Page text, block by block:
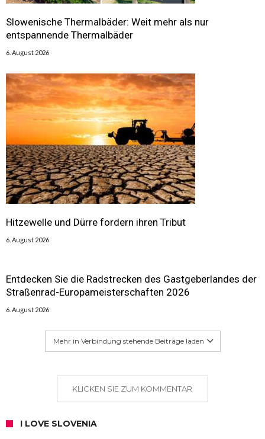
Slowenische Thermalbäder: Weit mehr als nur
entspannende Thermalbäder
6. August 2026
Hitzewelle und Dürre fordern ihren Tribut
6. August 2026
Entdecken Sie die Radstrecken des Gastgeberlandes der
Straßenrad-Europameisterschaften 2026
6. August 2026
Mehr in Verbindung stehende Beiträge laden
KLICKEN SIE ZUM KOMMENTAR
I LOVE SLOVENIA